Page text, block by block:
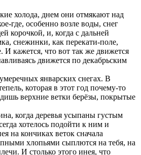
холода, днем они отмякают над
где, особенно возле воды, снег
корочкой, и, когда с дальней
снежинки, как перекати-поле,
И кажется, что вот так же движется
движется по декабрьским
январских снегах. В
которая в этот год почему-то
верхние ветки берёзы, покрытые
когда деревья усыпаны густым
хотелось подойти к ним и
на кончиках веток сначала
хлопьями сыплются на тебя, на
И столько этого инея, что